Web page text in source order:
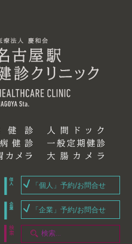
「個人」予約/お問合せ
「企業」予約/お問合せ